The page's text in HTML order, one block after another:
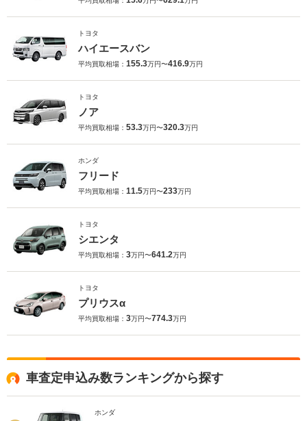
トヨタ
ハイエースバン
平均買取相場： 155.3万円〜416.9万円
トヨタ
ノア
平均買取相場： 53.3万円〜320.3万円
ホンダ
フリード
平均買取相場： 11.5万円〜233万円
トヨタ
シエンタ
平均買取相場： 3万円〜641.2万円
トヨタ
プリウスα
平均買取相場： 3万円〜774.3万円
車査定申込み数ランキングから探す
ホンダ